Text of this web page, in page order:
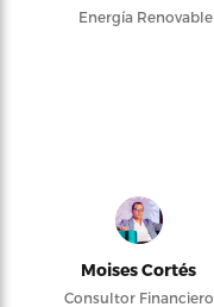
Energía Renovable
Moises Cortés
Consultor Financiero